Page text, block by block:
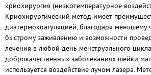
криохирургия (низкотемпературное
Криохирургический метод имеет
диатермокоагуляцией, благодаря меньшему
быстрому заживлению и возможности
лечения в любой день менструального
доброкачественных заболеваниях шейки
используется воздействие лучом лазера.